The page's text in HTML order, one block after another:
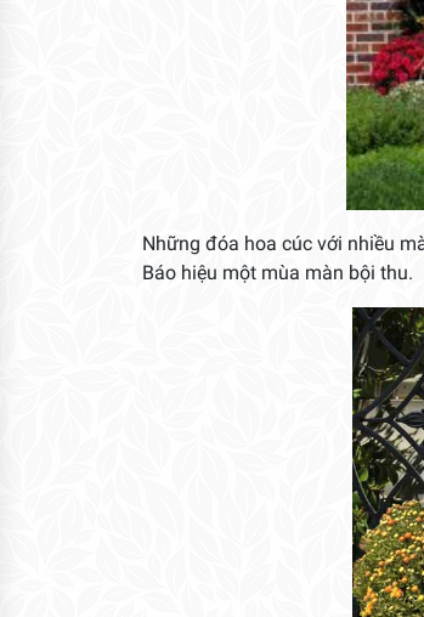
Những đóa hoa cúc với nhiều
Báo hiệu một mùa màn bội thu.